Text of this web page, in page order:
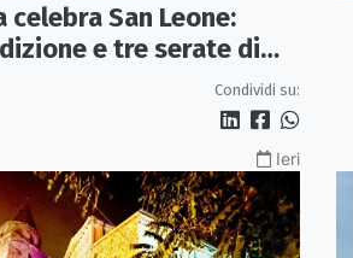
celebra San Leone:
e tre serate di
Condividi su:
Ieri